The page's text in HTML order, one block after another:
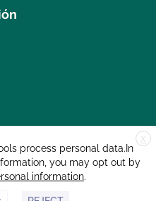
X
process personal data.In
you may opt out by
information.